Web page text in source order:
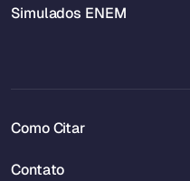
Simulados ENEM
Como Citar
Contato